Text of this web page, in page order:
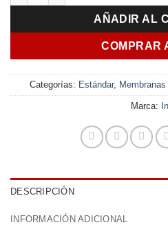
AÑADIR AL
COMPRAR
Categorías: Estándar,
Marca:
DESCRIPCIÓN
INFORMACIÓN ADICIONAL